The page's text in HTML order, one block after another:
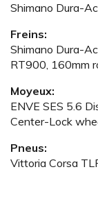
Shimano Dura-
Freins:
Shimano Dura-
RT900, 160mm
Moyeux:
ENVE SES 5.6
Center-Lock
Pneus:
Vittoria Corsa